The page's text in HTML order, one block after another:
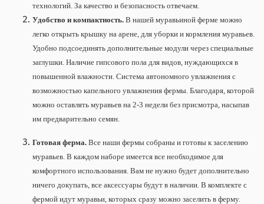
технологий. За качество и безопасность отвечаем.
Удобство и компактность. В нашей муравьиной ферме можно
легко открыть крышку на арене, для уборки и кормления муравьев.
Удобно подсоединять дополнительные модули через специальные
заглушки. Наличие гипсового пола для видов, нуждающихся в
повышенной влажности. Система автономного увлажнения с
возможностью капельного увлажнения фермы. Благодаря, которой
можно оставлять муравьев на 2-3 недели без присмотра, насыпав
им предварительно семян.
Готовая ферма. Все наши фермы собраны и готовы к заселению
муравьев. В каждом наборе имеется все необходимое для
комфортного использования. Вам не нужно будет дополнительно
ничего докупать, все аксессуары будут в наличии. В комплекте с
фермой идут муравьи, которых сразу можно заселить в ферму.